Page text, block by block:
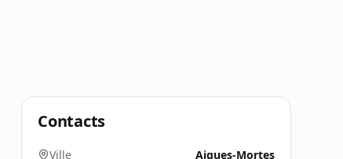
Contacts
Ville Aigues-Mortes